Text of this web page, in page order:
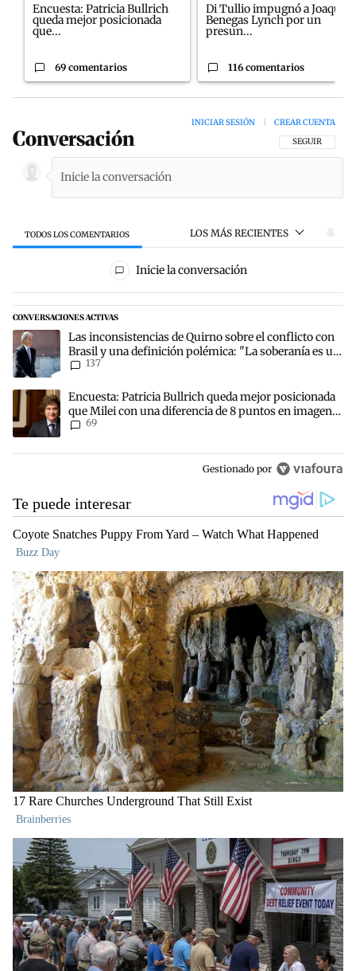
Encuesta: Patricia Bullrich
queda mejor posicionada
que...
69 comentarios
Di Tullio impugnó a Joaquín
Benegas Lynch por un
presun...
116 comentarios
Conversación SIGA ESTA
SEGUIR
INICIAR SESIÓN CREAR CUENTA
TODOS LOS COMENTARIOS LOS MÁS RECIENTES
Todos los comentarios
Inicie la conversación
CONVERSACIONES ACTIVAS
Este listado muestra los artículos con más comentarios en los
Un artículo de tendencia con el título "Las inconsistencias de
Las inconsistencias de Quirno sobre el conflicto con
Brasil y una definición polémica: "La soberanía es un
concepto antiguo"
137
Un artículo de tendencia con el título "Encuesta: Patricia Bullrich
Encuesta: Patricia Bullrich queda mejor posicionada
que Milei con una diferencia de 8 puntos en imagen
negativa
69
Gestionado por